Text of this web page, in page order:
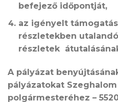
befejező időpontját,
az igényelt
részletekben
részletek
A pályázat
pályázatokat
polgármesteréhez –